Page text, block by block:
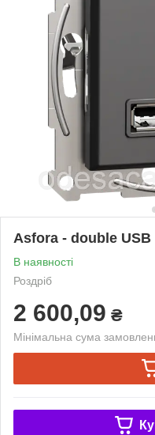
Asfora - double
В наявності
Роздріб
2 600,09 ₴
Мінімальна сума